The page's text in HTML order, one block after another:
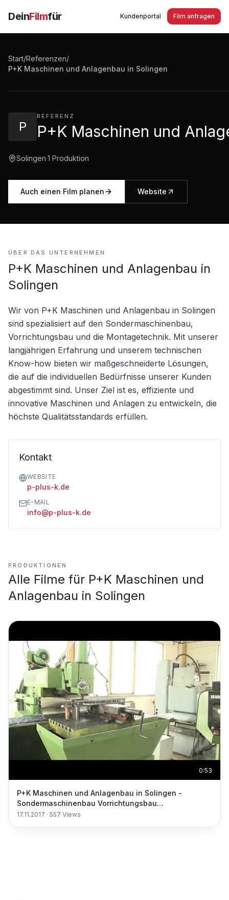
DeinFilmfür Kundenportal Film anfragen
Start/Referenzen/
P+K Maschinen und Anlagenbau in Solingen
P
REFERENZ
P+K Maschinen und
Solingen·1 Produktion
Auch einen Film planen Website
Vorrichtungsbau Montagetechnik
ÜBER DAS UNTERNEHMEN
P+K Maschinen und Anlagenbau in
Solingen
Wir von P+K Maschinen und Anlagenbau in Solingen
sind spezialisiert auf den Sondermaschinenbau,
Vorrichtungsbau und die Montagetechnik. Mit unserer
langjährigen Erfahrung und unserem technischen
Know-how bieten wir maßgeschneiderte Lösungen,
die auf die individuellen Bedürfnisse unserer Kunden
abgestimmt sind. Unser Ziel ist es, effiziente und
innovative Maschinen und Anlagen zu entwickeln, die
höchste Qualitätsstandards erfüllen.
Kontakt
WEBSITE
p-plus-k.de
E-MAIL
info@p-plus-k.de
PRODUKTIONEN
Alle Filme für P+K Maschinen und
Anlagenbau in Solingen
0:53
P+K Maschinen und Anlagenbau in Solingen -
Sondermaschinenbau Vorrichtungsbau
Montagetechnik
17.11.2017 · 557 Views